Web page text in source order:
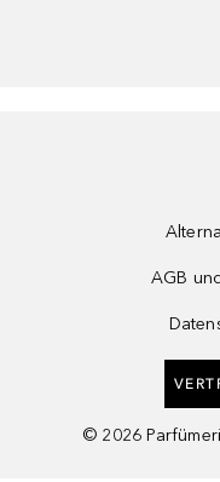
AGB
© 2026